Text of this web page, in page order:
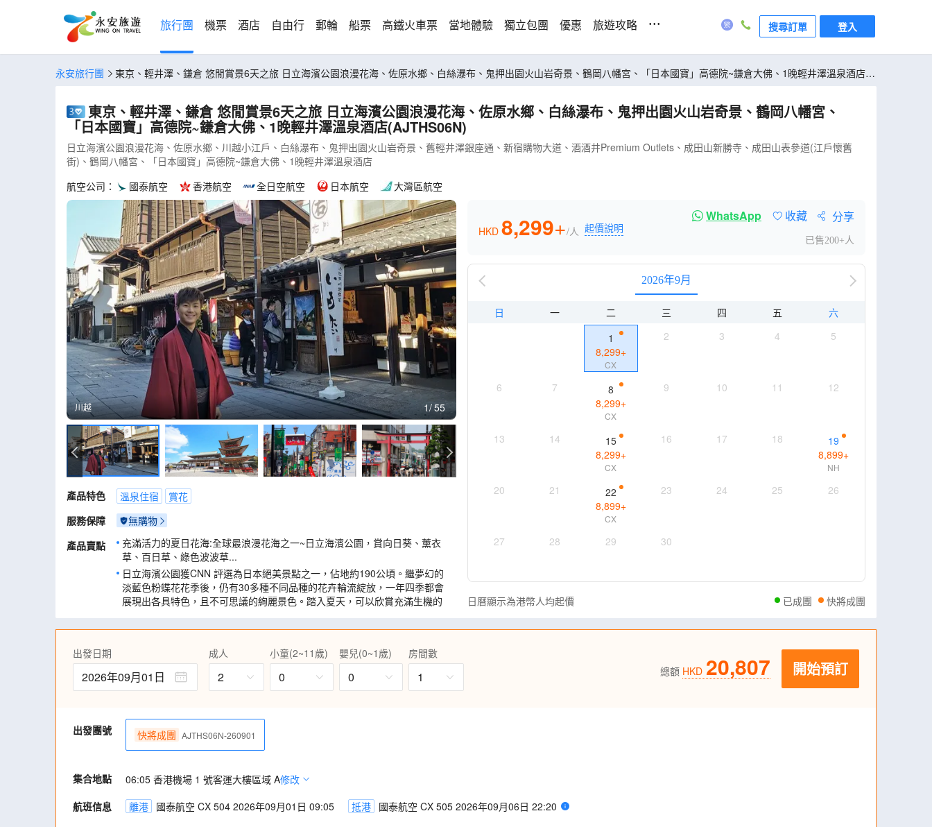
旅行團 機票 酒店 自由行 郵輪 船票 高鐵火車票 當地體驗 獨立包團 優惠 旅遊攻略 ... 搜尋訂單 登入
永安旅行團
東京、輕井澤、鎌倉 悠閒賞景6天之旅 日立海濱公園浪漫花海、佐原水鄉、白絲瀑布、鬼押出園火山岩奇景、鶴岡八幡宮、「日本國寶」高德院~鎌倉大佛、1晚輕井澤溫泉酒店(A
東京、輕井澤、鎌倉 悠閒賞景6天之旅 日立海濱公園浪漫花海、佐原水鄉、白絲瀑布、鬼押出園火山岩奇景、鶴岡八幡宮、
「日本國寶」高德院~鎌倉大佛、1晚輕井澤溫泉酒店(AJTHS06N)
日立海濱公園浪漫花海、佐原水鄉、川越小江戶、白絲瀑布、鬼押出園火山岩奇景、舊輕井澤銀座通、新宿購物大道、酒酒井Premium Outlets、成田山新勝寺、成田山表參道(江戶懷舊
街)、鶴岡八幡宮、「日本國寶」高德院~鎌倉大佛、1晚輕井澤溫泉酒店
航空公司：
國泰航空 香港航空 全日空航空 日本航空 大灣區航空
川越 1 55
產品特色 溫泉住宿
賞花
服務保障
無購物
產品賣點
充滿活力的夏日花海:全球最浪漫花海之一~日立海濱公園，賞向日葵、薰衣
草、百日草、綠色波波草...
日立海濱公園獲CNN 評選為日本絕美景點之一，佔地約190公頃。繼夢幻的
淡藍色粉蝶花花季後，仍有30多種不同品種的花卉輪流綻放，一年四季都會
展現出各具特色，且不可思議的絢麗景色。踏入夏天，可以欣賞充滿生機的
4)
到訪「世界三大火山奇景」之一的鬼押出園，因火山噴發後形成的北輕井澤
絕景，遊客可漫步在熔岩步道，欣賞自然鬼斧神工、淺間山美景及高山植
物。
穿越千年的浪漫水鄉~千葉小江戶「佐原」，江戶時代遺留下的老式建築及商
川越小江戶，行逛獲選為《味道風景百選》之一的菓子屋橫丁，讓人恍如穿
梭時空！
走進海拔1000公尺的避暑度假聖地~輕井澤，親睹「輕井澤秘境」之稱的白絲
參觀東京近郊~鎌倉2大必訪之地: 被指定為日本國寶的佛像~鎌倉大佛，屬日
宮，神宮外表莊嚴，四季景色宜人，由開創鎌倉幕府的武將源賴朝始建，是
HKD 8,299+/人 起價說明
WhatsApp 收藏 分享
已售200+人
2026年9月
日 一 二 三 四 五
六
1
8,299+
CX
2 3 4 5
6 7
8
8,299+
CX
9 10 11 12
13 14
15
8,299+
CX
16 17 18
19
8,899+
NH
20 21
22
8,899+
CX
23 24 25 26
27 28 29 30
日曆顯示為港幣人均起價 已成團 快將成團
出發日期
2026年09月01日
成人
2
小童(2~11歲)
0
嬰兒(0~1歲)
0
房間數
1 總額 HKD 20,807 開始預訂
出發團號 快將成團 AJTHS06N-260901
集合地點 06:05 香港機場 1 號客運大樓區域 A修改
航班信息
離港 國泰航空 CX 504 2026年09月01日 09:05 抵港 國泰航空 CX 505 2026年09月06日 22:20